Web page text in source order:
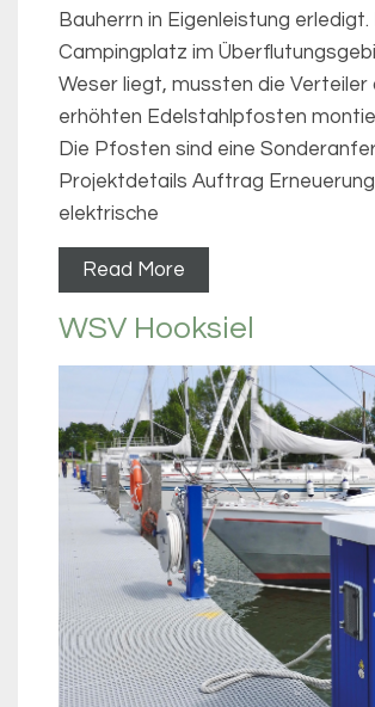
Bauherrn in Eigenleistung
Campingplatz im
Weser liegt, mussten die Verteiler
erhöhten Edelstahlpfosten
Die Pfosten sind eine
Projektdetails Auftrag Erneuerung
elektrische
Read More
WSV Hooksiel